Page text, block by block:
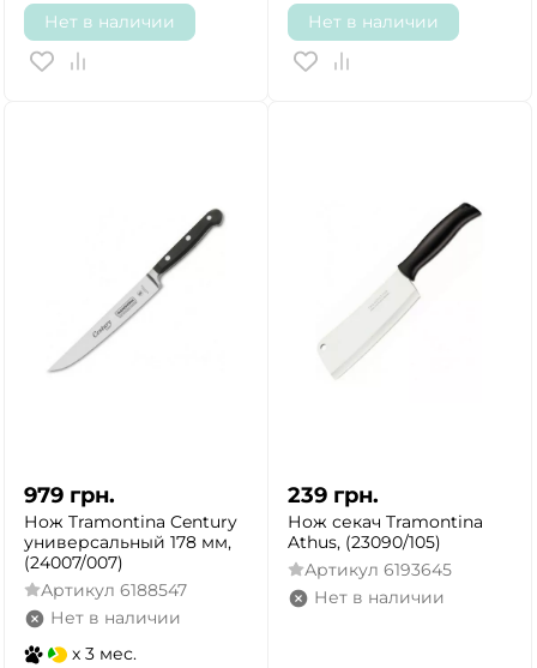
Нет в наличии Нет в наличии
979 грн.
Нож Tramontina Century
универсальный 178 мм,
(24007/007)
Артикул 6188547
Нет в наличии
x 3 мес.
239 грн.
Нож секач Tramontina
Athus, (23090/105)
Артикул 6193645
Нет в наличии